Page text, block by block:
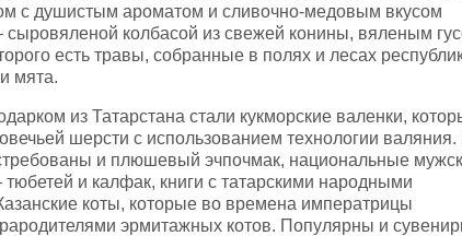
с душистым ароматом и сливочно-медовым вкусом
колбасой из свежей конины, вяленым
есть травы, собранные в полях и лесах
мята.
из Татарстана стали кукморские валенки,
шерсти с использованием технологии валяния.
и плюшевый эчпочмак, национальные
и калфак, книги с татарскими народными
коты, которые во времена императрицы
эрмитажных котов. Популярны и